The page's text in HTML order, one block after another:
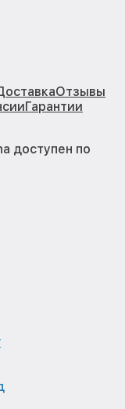
Отзывы
Гарантии
доступен по